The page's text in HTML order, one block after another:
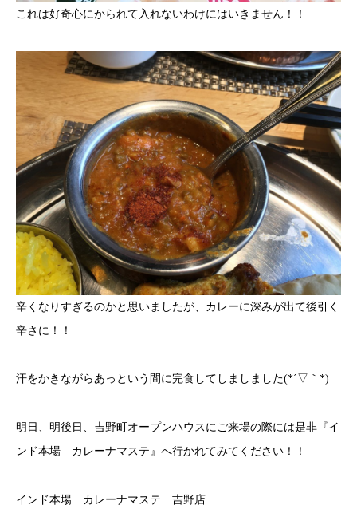
これは好奇心にかられて入れないわけにはいきません！！
辛くなりすぎるのかと思いましたが、カレーに深みが出て後引く
辛さに！！
汗をかきながらあっという間に完食してしましました(*´▽｀*)
明日、明後日、吉野町オープンハウスにご来場の際には是非『イ
ンド本場 カレーナマステ』へ行かれてみてください！！
インド本場 カレーナマステ 吉野店